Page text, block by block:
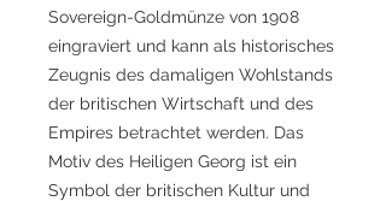
Sovereign-Goldmünze von 1908
eingraviert und kann als historisches
Zeugnis des damaligen Wohlstands
der britischen Wirtschaft und des
Empires betrachtet werden. Das
Motiv des Heiligen Georg ist ein
Symbol der britischen Kultur und